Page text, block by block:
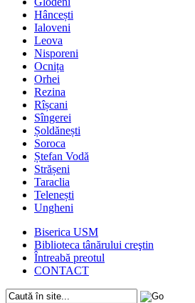
Hâncești
Ialoveni
Leova
Nisporeni
Ocnița
Orhei
Rezina
Rîșcani
Sîngerei
Șoldănești
Soroca
Ștefan Vodă
Strășeni
Taraclia
Telenești
Ungheni
Biserica USM
Biblioteca tânărului creştin
Întreabă preotul
CONTACT